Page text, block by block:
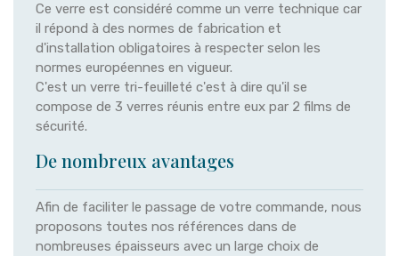
Ce verre est considéré comme un verre technique car
il répond à des normes de fabrication et
d'installation obligatoires à respecter selon les
normes européennes en vigueur.
C'est un verre tri-feuilleté c'est à dire qu'il se
compose de 3 verres réunis entre eux par 2 films de
sécurité.
De nombreux avantages
Afin de faciliter le passage de votre commande, nous
proposons toutes nos références dans de
nombreuses épaisseurs avec un large choix de